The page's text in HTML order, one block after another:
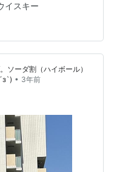
イルドなのに深みが
。(*´з`)…
イスキー
ソーダ割（ハイボール）
• 3年前